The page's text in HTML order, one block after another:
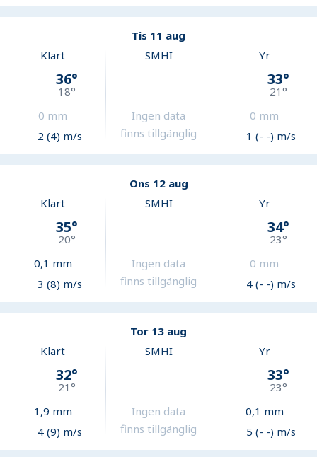
Tis 11 aug
Klart
36°
18°
0 mm
2 (4) m/s
SMHI
Ingen data
finns tillgänglig
Yr
33°
21°
0 mm
1 (- -) m/s
Ons 12 aug
Klart
35°
20°
0,1 mm
3 (8) m/s
SMHI
Ingen data
finns tillgänglig
Yr
34°
23°
0 mm
4 (- -) m/s
Tor 13 aug
Klart
32°
21°
1,9 mm
4 (9) m/s
SMHI
Ingen data
finns tillgänglig
Yr
33°
23°
0,1 mm
5 (- -) m/s